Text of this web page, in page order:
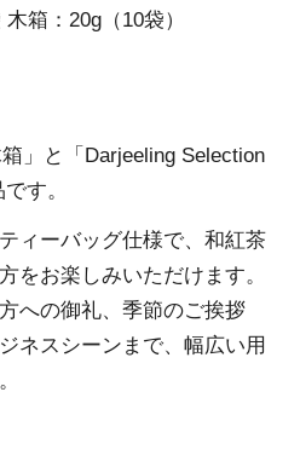
箱：20g（10袋）
」と「Darjeeling Selection
す。
ィーバッグ仕様で、和紅茶
をお楽しみいただけます。
への御礼、季節のご挨拶
ネスシーンまで、幅広い用